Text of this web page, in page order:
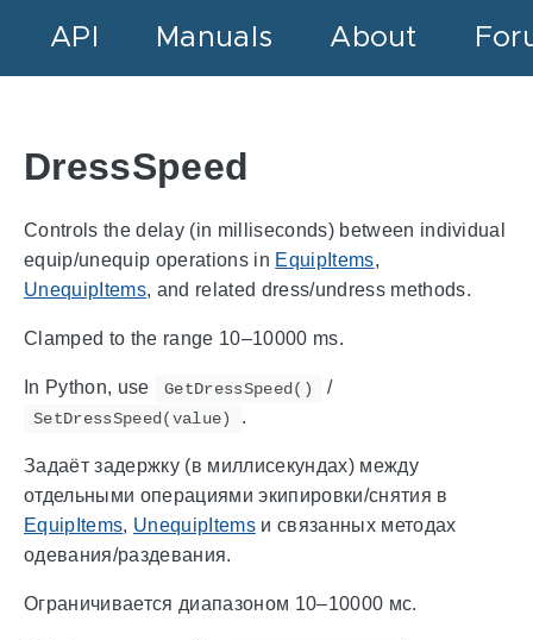
API Manuals About
DressSpeed
Controls the delay (in milliseconds) between individual
equip/unequip operations in EquipItems,
UnequipItems, and related dress/undress methods.
Clamped to the range 10–10000 ms.
In Python, use GetDressSpeed() /
SetDressSpeed(value) .
Задаёт задержку (в миллисекундах) между
отдельными операциями экипировки/снятия в
EquipItems, UnequipItemsи связанных методах
одевания/раздевания.
Ограничивается диапазоном 10–10000 мс.